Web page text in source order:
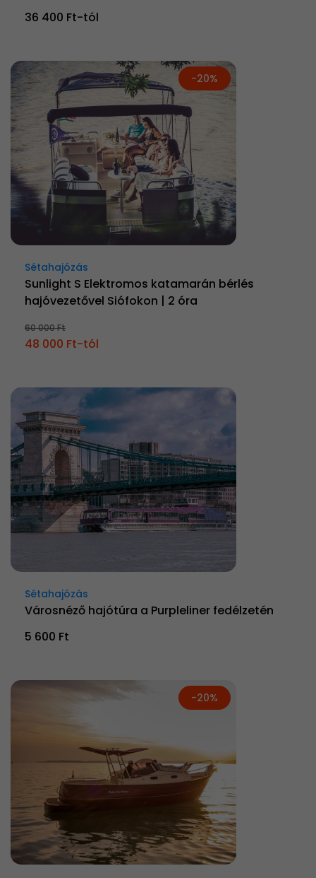
36 400 Ft-tól
-20%
Sétahajózás
Sunlight S Elektromos katamarán bérlés
hajóvezetővel Siófokon | 2 óra
60 000 Ft
48 000 Ft-tól
Sétahajózás
Városnéző hajótúra a Purpleliner fedélzetén
5 600 Ft
-20%